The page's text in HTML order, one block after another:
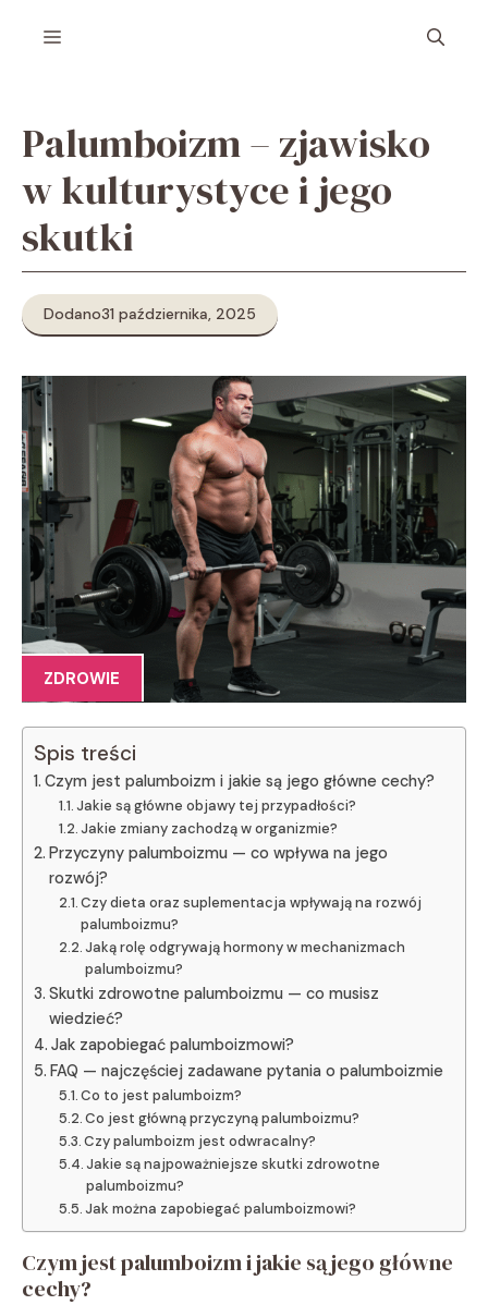
Menu
Palumboizm – zjawisko
w kulturystyce i jego
skutki
Dodano31 października, 2025
ZDROWIE
Spis treści
Czym jest palumboizm i jakie są jego główne cechy?
Jakie są główne objawy tej przypadłości?
Jakie zmiany zachodzą w organizmie?
Przyczyny palumboizmu — co wpływa na jego
rozwój?
Czy dieta oraz suplementacja wpływają na rozwój
palumboizmu?
Jaką rolę odgrywają hormony w mechanizmach
palumboizmu?
Skutki zdrowotne palumboizmu — co musisz
wiedzieć?
Jak zapobiegać palumboizmowi?
FAQ — najczęściej zadawane pytania o palumboizmie
Co to jest palumboizm?
Co jest główną przyczyną palumboizmu?
Czy palumboizm jest odwracalny?
Jakie są najpoważniejsze skutki zdrowotne
palumboizmu?
Jak można zapobiegać palumboizmowi?
Czym jest palumboizm i jakie są jego główne
cechy?